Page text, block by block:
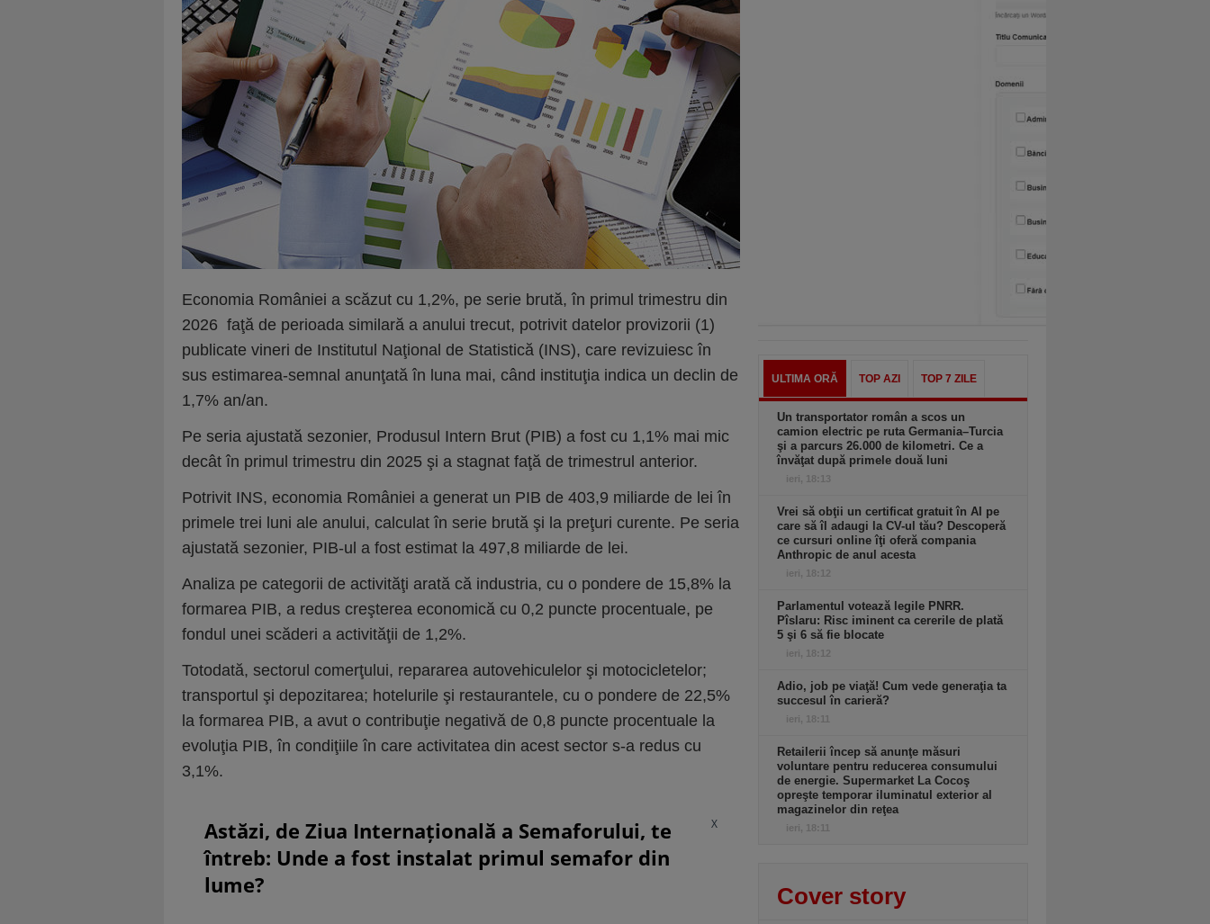
Economia României a scăzut cu 1,2%, pe serie brută, în primul trimestru din
2026 faţă de perioada similară a anului trecut, potrivit datelor provizorii (1)
publicate vineri de Institutul Naţional de Statistică (INS), care revizuiesc în
sus estimarea-semnal anunţată în luna mai, când instituţia indica un declin de
1,7% an/an.
Pe seria ajustată sezonier, Produsul Intern Brut (PIB) a fost cu 1,1% mai mic
decât în primul trimestru din 2025 şi a stagnat faţă de trimestrul anterior.
Potrivit INS, economia României a generat un PIB de 403,9 miliarde de lei în
primele trei luni ale anului, calculat în serie brută şi la preţuri curente. Pe seria
ajustată sezonier, PIB-ul a fost estimat la 497,8 miliarde de lei.
Analiza pe categorii de activităţi arată că industria, cu o pondere de 15,8% la
formarea PIB, a redus creşterea economică cu 0,2 puncte procentuale, pe
fondul unei scăderi a activităţii de 1,2%.
Totodată, sectorul comerţului, repararea autovehiculelor şi motocicletelor;
transportul şi depozitarea; hotelurile şi restaurantele, cu o pondere de 22,5%
la formarea PIB, a avut o contribuţie negativă de 0,8 puncte procentuale la
evoluţia PIB, în condiţiile în care activitatea din acest sector s-a redus cu
3,1%.
X
Astăzi, de Ziua Internațională a Semaforului, te
întreb: Unde a fost instalat primul semafor din
lume?
ULTIMA ORĂ TOP AZI TOP 7 ZILE
Un transportator român a scos un
camion electric pe ruta Germania–Turcia
şi a parcurs 26.000 de kilometri. Ce a
învăţat după primele două luni
ieri, 18:13
Vrei să obţii un certificat gratuit în AI pe
care să îl adaugi la CV-ul tău? Descoperă
ce cursuri online îţi oferă compania
Anthropic de anul acesta
ieri, 18:12
Parlamentul votează legile PNRR.
Pîslaru: Risc iminent ca cererile de plată
5 şi 6 să fie blocate
ieri, 18:12
Adio, job pe viaţă! Cum vede generaţia ta
succesul în carieră?
ieri, 18:11
Retailerii încep să anunţe măsuri
voluntare pentru reducerea consumului
de energie. Supermarket La Cocoş
opreşte temporar iluminatul exterior al
magazinelor din reţea
ieri, 18:11
Cover story